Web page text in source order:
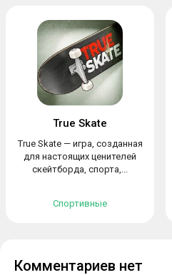
True Skate
True Skate — игра, созданная
для настоящих ценителей
скейтборда, спорта,...
Спортивные
Комментариев нет